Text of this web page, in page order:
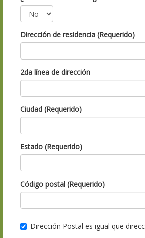
Dirección de residencia (Requerido)
2da línea de dirección
Ciudad (Requerido)
Estado (Requerido)
Código postal (Requerido)
Dirección Postal es igual que